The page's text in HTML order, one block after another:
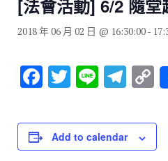
[法會活動] 6/2 隨堂
2018 年 06 月 02 日 @ 16:30:00-
F
c
e
T
tt
er
Li
e
T
e
gr
o
p
y
Add to calendar